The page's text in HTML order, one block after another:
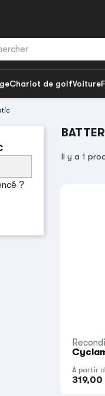
Chariot de golfVoiture
?
Il y a 1
À partir
319,00